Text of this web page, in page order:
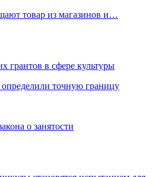
товар из магазинов и…
грантов в сфере культуры
точную границу
о занятости